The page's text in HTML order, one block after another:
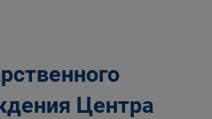
Центра